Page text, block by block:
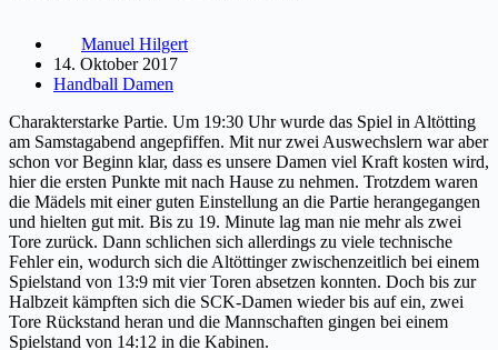
Manuel Hilgert
14. Oktober 2017
Handball Damen
Charakterstarke Partie. Um 19:30 Uhr wurde das Spiel in Altötting
am Samstagabend angepfiffen. Mit nur zwei Auswechslern war aber
schon vor Beginn klar, dass es unsere Damen viel Kraft kosten wird,
hier die ersten Punkte mit nach Hause zu nehmen. Trotzdem waren
die Mädels mit einer guten Einstellung an die Partie herangegangen
und hielten gut mit. Bis zu 19. Minute lag man nie mehr als zwei
Tore zurück. Dann schlichen sich allerdings zu viele technische
Fehler ein, wodurch sich die Altöttinger zwischenzeitlich bei einem
Spielstand von 13:9 mit vier Toren absetzen konnten. Doch bis zur
Halbzeit kämpften sich die SCK-Damen wieder bis auf ein, zwei
Tore Rückstand heran und die Mannschaften gingen bei einem
Spielstand von 14:12 in die Kabinen.